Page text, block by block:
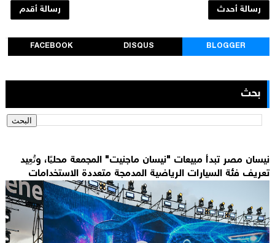
رسالة أحدث رسالة أقدم
BLOGGER
DISQUS
FACEBOOK
بحث
نيسان مصر تبدأ مبيعات "نيسان ماجنيت" المجمعة محليًا، وتُعِيد
تعريف فئة السيارات الرياضية المدمجة متعددة الاستخدامات